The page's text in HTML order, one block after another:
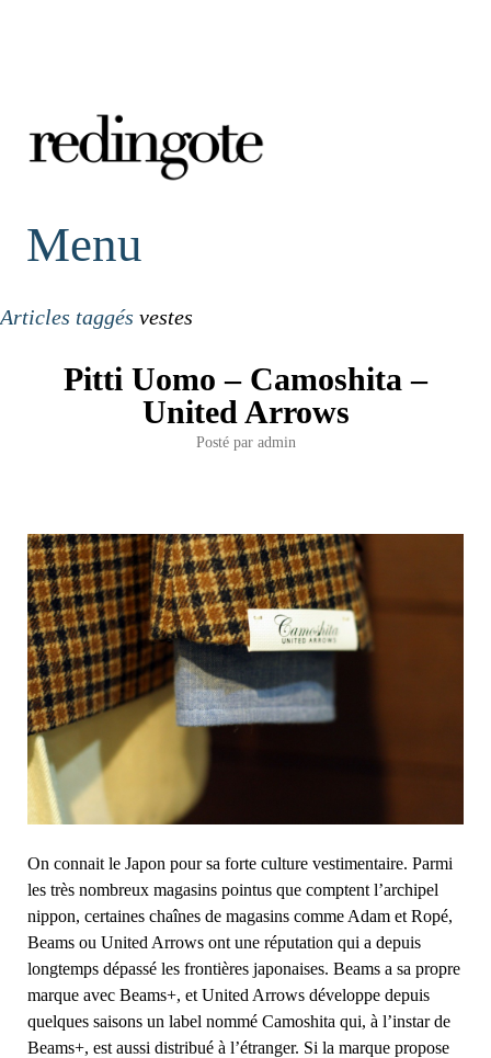
redingote.
Menu
Articles taggés vestes
Pitti Uomo – Camoshita –
United Arrows
Posté par admin
On connait le Japon pour sa forte culture vestimentaire. Parmi
les très nombreux magasins pointus que comptent l’archipel
nippon, certaines chaînes de magasins comme Adam et Ropé,
Beams ou United Arrows ont une réputation qui a depuis
longtemps dépassé les frontières japonaises. Beams a sa propre
marque avec Beams+, et United Arrows développe depuis
quelques saisons un label nommé Camoshita qui, à l’instar de
Beams+, est aussi distribué à l’étranger. Si la marque propose